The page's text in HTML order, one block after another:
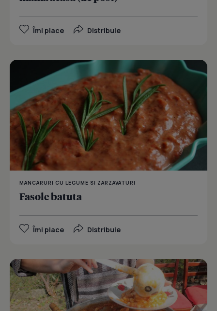
Îmi place Distribuie
MANCARURI CU LEGUME SI ZARZAVATURI
Fasole batuta
Îmi place Distribuie